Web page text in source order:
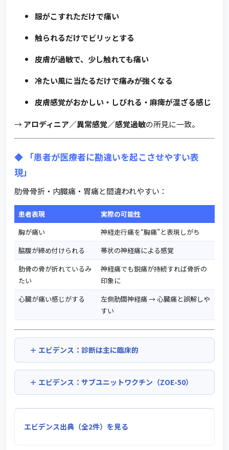
服がこすれただけで痛い
触られるだけでビリッとする
皮膚が過敏で、少し触れても痛い
冷たい風に当たるだけで痛みが強くなる
皮膚感覚がおかしい・しびれる・麻痺が混ざる感じ
→アロディニア／異常感覚／感覚過敏の所見に一致。
◆ 「患者が医療者に勘違いを起こさせやすい表
現」
肋骨骨折・内臓痛・胃痛と間違われやすい：
患者表現
実際の可能性
胸が痛い
神経走行痛を“胸痛”と表現しがち
脇腹が締め付けられる
帯状の神経痛による感覚
肋骨の骨が折れているみ
たい
神経痛でも鋭痛が持続すれば骨折の
印象に
心臓が痛い感じがする
左側肋間神経痛 → 心臓痛と誤解しや
すい
エビデンス：診断は主に臨床的
エビデンス：サブユニットワクチン（ZOE-50）
エビデンス出典（全2件）を見る